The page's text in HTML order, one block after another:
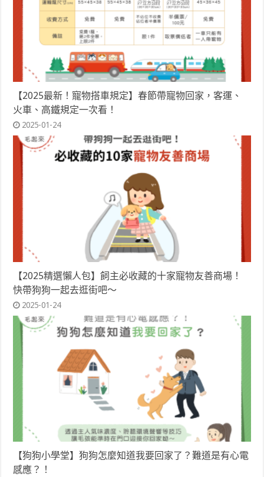
【2025最新！寵物搭車規定】春節帶寵物回家，客運、
火車、高鐵規定一次看！
2025-01-24
【2025精選懶人包】飼主必收藏的十家寵物友善商場！
快帶狗狗一起去逛街吧～
2025-01-24
【狗狗小學堂】狗狗怎麼知道我要回家了？難道是有心電
感應？！